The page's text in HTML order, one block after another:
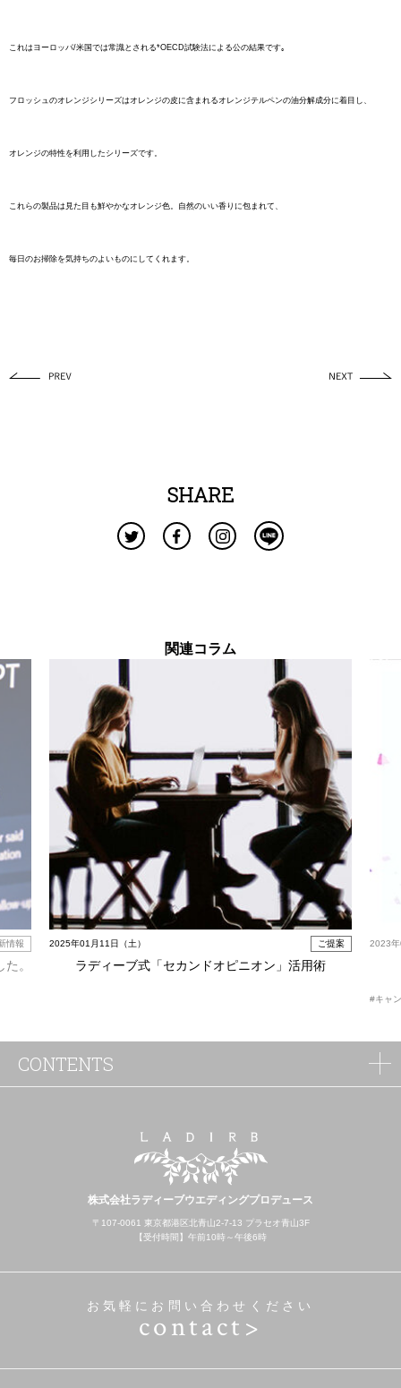
これはヨーロッパ/米国では常識とされる*OECD試験法による公の結果です｡
フロッシュのオレンジシリーズはオレンジの皮に含まれるオレンジテルペンの油分解成分に着目し、
オレンジの特性を利用したシリーズです。
これらの製品は見た目も鮮やかなオレンジ色。自然のいい香りに包まれて、
毎日のお掃除を気持ちのよいものにしてくれます。
SHARE
関連コラム
情報
。
2025年01月11日（土） ご提案
ラディーブ式「セカンドオピニオン」活用術
2023
#キャ
株式会社ラディーブウエディングプロデュース
〒107-0061 東京都港区北青山2-7-13 プラセオ青山3F
【受付時間】午前10時～午後6時
お気軽にお問い合わせください
contact>
CONTENTS